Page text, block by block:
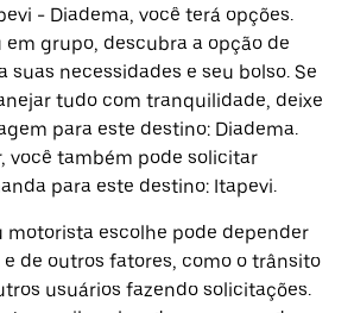
- Diadema, você terá opções.
em grupo, descubra a opção de
suas necessidades e seu bolso. Se
tudo com tranquilidade, deixe
para este destino: Diadema.
você também pode solicitar
para este destino: Itapevi.
motorista escolhe pode depender
de outros fatores, como o trânsito
usuários fazendo solicitações.